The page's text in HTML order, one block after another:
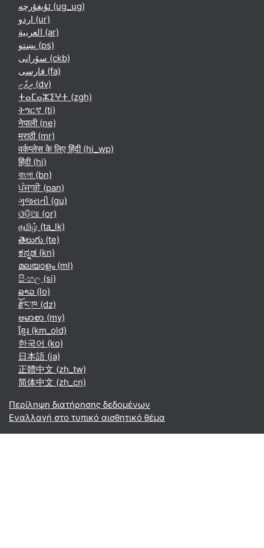
ئۇيغۇرچە ‎(ug_ug)‎
اردو ‎(ur)‎
العربية ‎(ar)‎
پښتو ‎(ps)‎
سۆرانی ‎(ckb)‎
فارسی ‎(fa)‎
ދިވެހި ‎(dv)‎
ⵜⴰⵎⴰⵣⵉⵖⵜ ‎(zgh)‎
ትግርኛ ‎(ti)‎
नेपाली ‎(ne)‎
मराठी ‎(mr)‎
वर्कप्लेस के लिए हिंदी ‎(hi_wp)‎
हिंदी ‎(hi)‎
বাংলা ‎(bn)‎
ਪੰਜਾਬੀ ‎(pan)‎
ગુજરાતી ‎(gu)‎
ଓଡ଼ିଆ ‎(or)‎
தமிழ் ‎(ta_lk)‎
తెలుగు ‎(te)‎
ಕನ್ನಡ ‎(kn)‎
മലയാളം ‎(ml)‎
සිංහල ‎(si)‎
ລາວ ‎(lo)‎
རྫོང་ཁ ‎(dz)‎
ဗမာစာ ‎(my)‎
ខ្មែរ ‎(km_old)‎
한국어 ‎(ko)‎
日本語 ‎(ja)‎
正體中文 ‎(zh_tw)‎
简体中文 ‎(zh_cn)‎
Περίληψη διατήρησης δεδομένων
Εναλλαγή στο τυπικό αισθητικό θέμα